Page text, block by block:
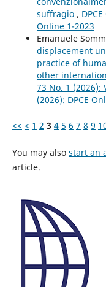
suffragio ,
Online 1-2023
Emanuele
displacement
practice of
other
73 No. 1 (2026):
(2026): DPCE
<< < 1 2 3 4 5 6 7 8 9
You may also start an
article.